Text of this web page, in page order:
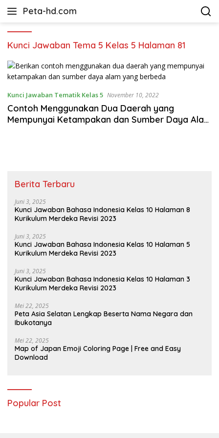
Peta-hd.com
Kumpulan
HD
Kunci Jawaban Tema 5 Kelas 5 Halaman 81
Kunci Jawaban Tematik Kelas 5 November 10, 2022
Contoh Menggunakan Dua Daerah yang
Mempunyai Ketampakan dan Sumber Daya Alam
Berita Terbaru
Juni 3, 2025
Kunci Jawaban Bahasa Indonesia Kelas 10 Halaman 8
Kurikulum Merdeka Revisi 2023
Juni 3, 2025
Kunci Jawaban Bahasa Indonesia Kelas 10 Halaman 5
Kurikulum Merdeka Revisi 2023
Juni 3, 2025
Kunci Jawaban Bahasa Indonesia Kelas 10 Halaman 3
Kurikulum Merdeka Revisi 2023
Mei 22, 2025
Peta Asia Selatan Lengkap Beserta Nama Negara dan
Ibukotanya
Mei 22, 2025
Map of Japan Emoji Coloring Page | Free and Easy
Download
Popular Post